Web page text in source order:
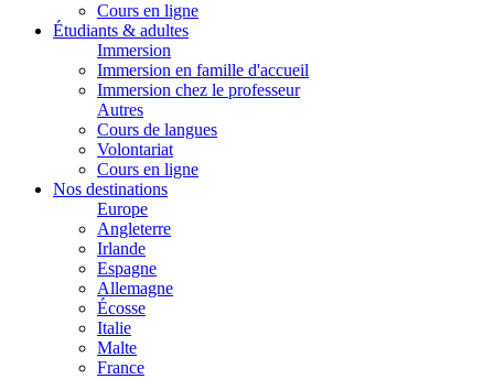
Cours en ligne
Étudiants & adultes
Immersion
Immersion en famille d'accueil
Immersion chez le professeur
Autres
Cours de langues
Volontariat
Cours en ligne
Nos destinations
Europe
Angleterre
Irlande
Espagne
Allemagne
Écosse
Italie
Malte
France